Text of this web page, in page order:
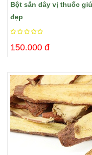
Bột sắn dây vị thuốc
đẹp
150.000 đ